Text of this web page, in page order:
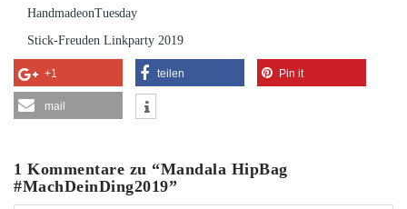
HandmadeonTuesday
Stick-Freuden Linkparty 2019
+1 teilen Pin it
mail
1 Kommentare zu “Mandala HipBag
#MachDeinDing2019”